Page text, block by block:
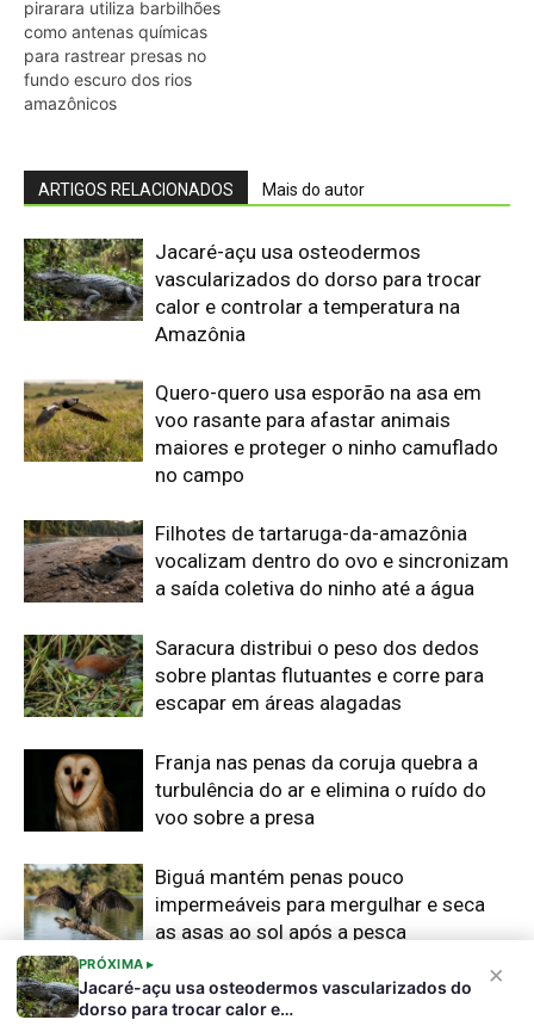
×
PRÓXIMA ▸
Jacaré-açu usa osteodermos vascularizados do
dorso para trocar calor e…
pirarara utiliza barbilhões
como antenas químicas
para rastrear presas no
fundo escuro dos rios
amazônicos
ARTIGOS RELACIONADOS Mais do autor
Jacaré-açu usa osteodermos
vascularizados do dorso para trocar
calor e controlar a temperatura na
Amazônia
Quero-quero usa esporão na asa em
voo rasante para afastar animais
maiores e proteger o ninho camuflado
no campo
Filhotes de tartaruga-da-amazônia
vocalizam dentro do ovo e sincronizam
a saída coletiva do ninho até a água
Saracura distribui o peso dos dedos
sobre plantas flutuantes e corre para
escapar em áreas alagadas
Franja nas penas da coruja quebra a
turbulência do ar e elimina o ruído do
voo sobre a presa
Biguá mantém penas pouco
impermeáveis para mergulhar e seca
as asas ao sol após a pesca